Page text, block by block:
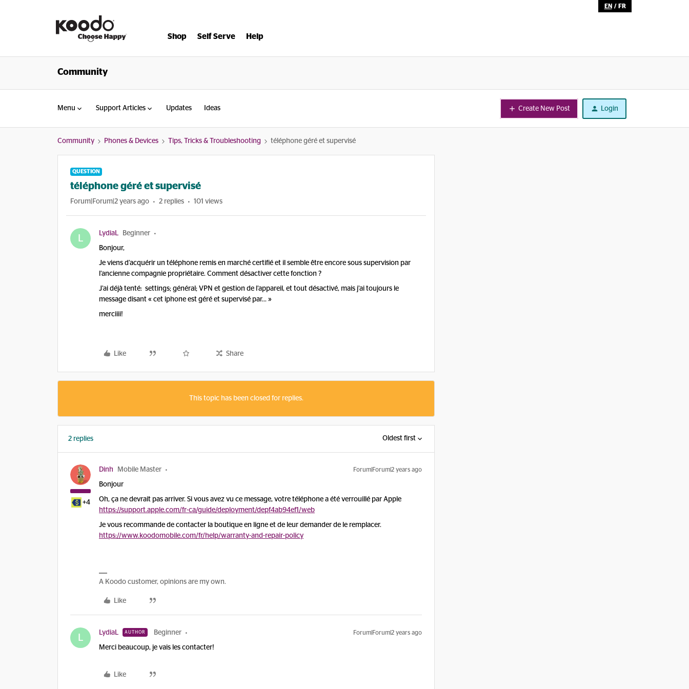
EN / FR
Shop Self Serve Help
Community
Menu Support Articles Updates Ideas Create New Post Login
Community Phones & Devices Tips, Tricks & Troubleshooting téléphone géré et supervisé
QUESTION
téléphone géré et supervisé
Forum|Forum|2 years ago 2 replies 101 views
L LydiaL Beginner
Bonjour,
Je viens d’acquérir un téléphone remis en marché certifié et il semble être encore sous supervision par
l’ancienne compagnie propriétaire. Comment désactiver cette fonction ?
J’ai déjà tenté: settings; général; VPN et gestion de l’appareil, et tout désactivé, mais j’ai toujours le
message disant « cet iphone est géré et supervisé par… »
merciiii!
Like Share
This topic has been closed for replies.
2 replies Oldest first
+4
Dinh Mobile Master Forum|Forum|2 years ago
Bonjour
Oh, ça ne devrait pas arriver. Si vous avez vu ce message, votre téléphone a été verrouillé par Apple
https://support.apple.com/fr-ca/guide/deployment/depf4ab94ef1/web
Je vous recommande de contacter la boutique en ligne et de leur demander de le remplacer.
https://www.koodomobile.com/fr/help/warranty-and-repair-policy
A Koodo customer, opinions are my own.
Like
L LydiaL AUTHOR Beginner Forum|Forum|2 years ago
Merci beaucoup, je vais les contacter!
Like